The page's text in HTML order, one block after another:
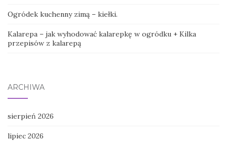
Ogródek kuchenny zimą – kiełki.
Kalarepa – jak wyhodować kalarepkę w ogródku + Kilka
przepisów z kalarepą
ARCHIWA
sierpień 2026
lipiec 2026